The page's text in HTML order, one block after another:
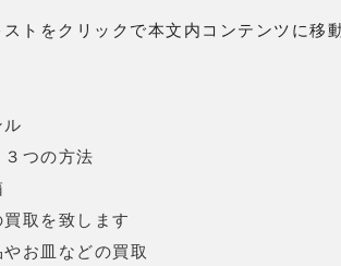
ストをクリックで本文内コンテンツに移
つの方法
取を致します
お皿などの買取